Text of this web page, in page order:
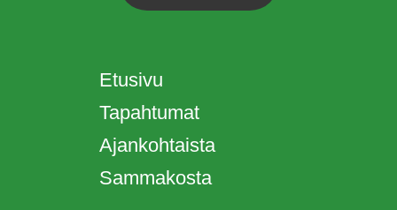
Etusivu
Tapahtumat
Ajankohtaista
Sammakosta